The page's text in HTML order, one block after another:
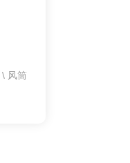
风筒